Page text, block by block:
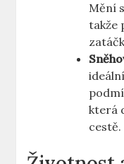
Mění
takže
která
cestě.